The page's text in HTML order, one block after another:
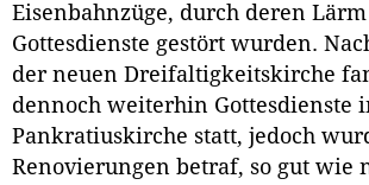
Eisenbahnzüge, durch deren
Gottesdienste gestört wurden.
der neuen Dreifaltigkeitskirche
dennoch weiterhin Gottesdienste
Pankratiuskirche statt, jedoch
Renovierungen betraf, so gut wie